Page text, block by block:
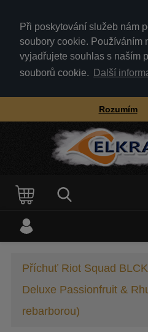
Při poskytování služeb nám
soubory cookie. Používáním
vyjadřujete souhlas s naším
souborů cookie.
Další
Rozumím
Příchuť Riot Squad
Deluxe Passionfruit &
rebarborou)